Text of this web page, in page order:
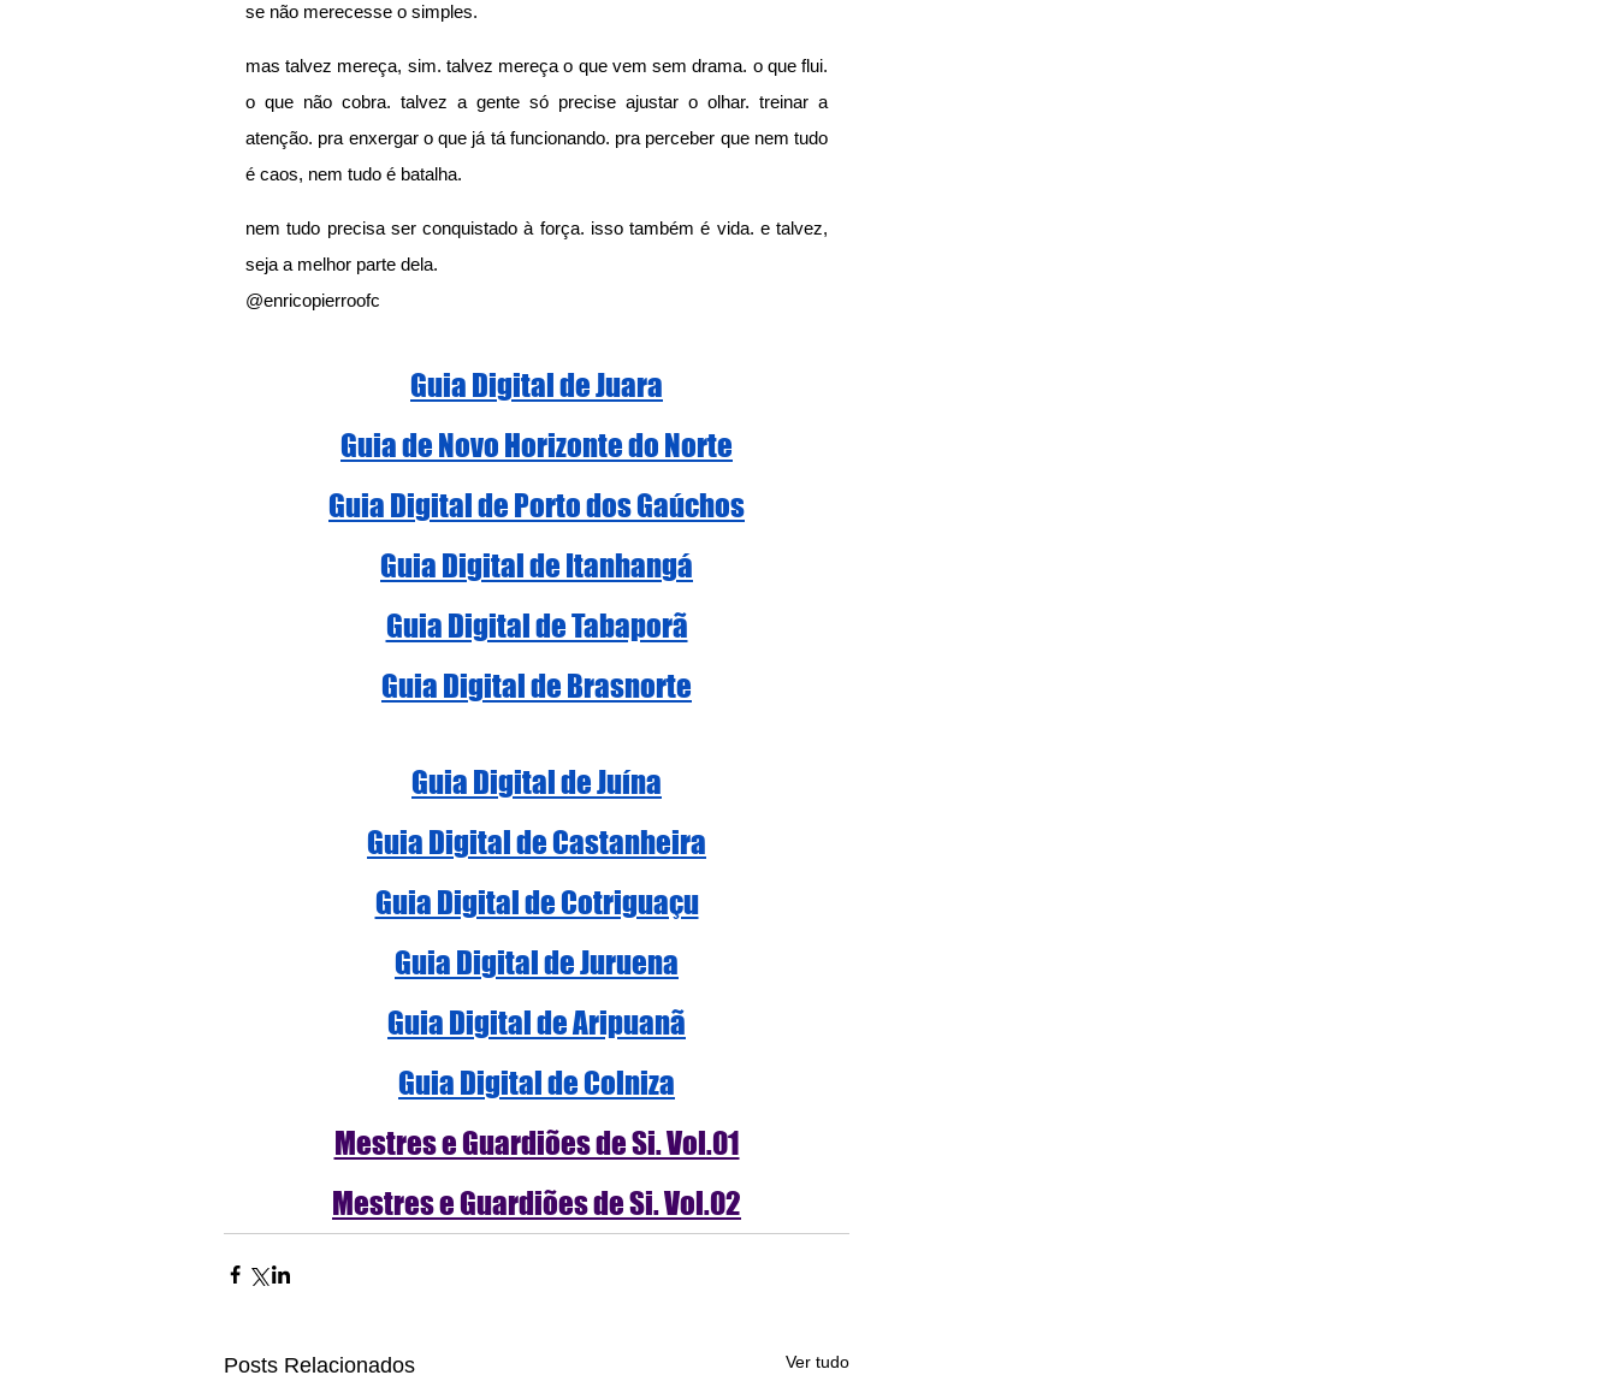
se não merecesse o simples.
mas talvez mereça, sim. talvez mereça o que vem sem drama. o que flui.
o que não cobra. talvez a gente só precise ajustar o olhar. treinar a
atenção. pra enxergar o que já tá funcionando. pra perceber que nem tudo
é caos, nem tudo é batalha.
nem tudo precisa ser conquistado à força. isso também é vida. e talvez,
seja a melhor parte dela.
@enricopierroofc
Guia Digital de Juara
Guia de Novo Horizonte do Norte
Guia Digital de Porto dos Gaúchos
Guia Digital de Itanhangá
Guia Digital de Tabaporã
Guia Digital de Brasnorte
Guia Digital de Juína
Guia Digital de Castanheira
Guia Digital de Cotriguaçu
Guia Digital de Juruena
Guia Digital de Aripuanã
Guia Digital de Colniza
Mestres e Guardiões de Si. Vol.01
Mestres e Guardiões de Si. Vol.02
Posts Relacionados Ver tudo